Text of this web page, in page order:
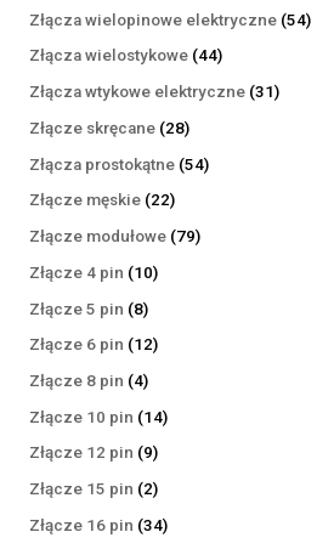
produktów
Złącza wielopinowe elektryczne 5454
Złącza wielostykowe 4444
produkty
Złącza wtykowe elektryczne 3131
Złącze skręcane 2828
produktów
Złącza prostokątne 5454
Złącze męskie 2222
produkty
Złącze modułowe 7979
Złącze 4 pin 1010
Złącze 5 pin 88
produktów
Złącze 6 pin 1212
Złącze 8 pin 44
produkty
Złącze 10 pin 1414
Złącze 12 pin 99
produktów
Złącze 15 pin 22
produkty
Złącze 16 pin 3434